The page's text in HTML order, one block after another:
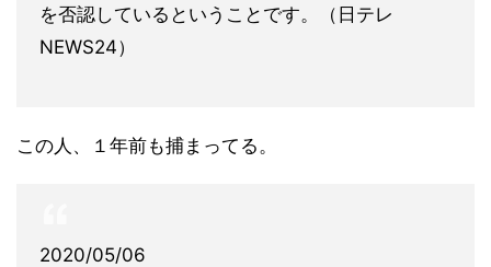
を否認しているということです。（日テレ
NEWS24）
この人、１年前も捕まってる。
2020/05/06